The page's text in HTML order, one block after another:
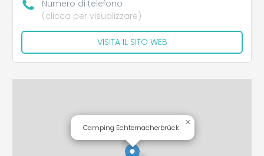
Numero di telefono
(clicca per visualizzare)
VISITA IL SITO WEB
Camping Echternacherbrück
×